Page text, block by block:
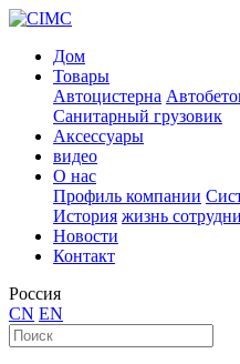
Дом
Товары
Автоцистерна
Санитарный грузовик
Аксессуары
видео
О нас
Профиль компании
История жизнь
Новости
Контакт
Россия
CN EN